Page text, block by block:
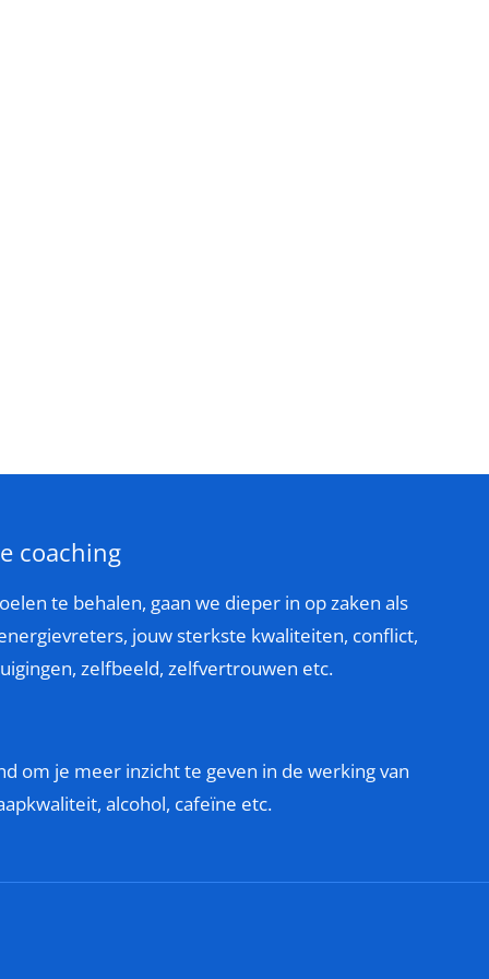
coaching
te behalen, gaan we dieper in op zaken als
jouw sterkste kwaliteiten, conflict,
zelfbeeld, zelfvertrouwen etc.
om je meer inzicht te geven in de werking van
alcohol, cafeïne etc.